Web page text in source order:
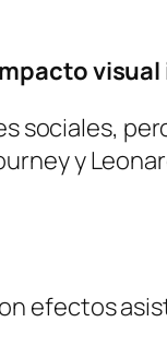
sociales,
y
efectos